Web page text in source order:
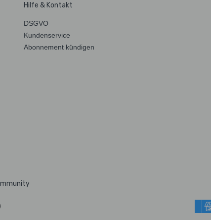
Hilfe & Kontakt
DSGVO
Kundenservice
Abonnement kündigen